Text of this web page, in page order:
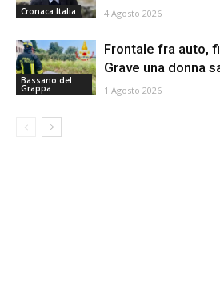
Cronaca Italia 4 Agosto 2026
Bassano del
Grappa
Frontale fra auto,
Grave una donna
1 Agosto 2026